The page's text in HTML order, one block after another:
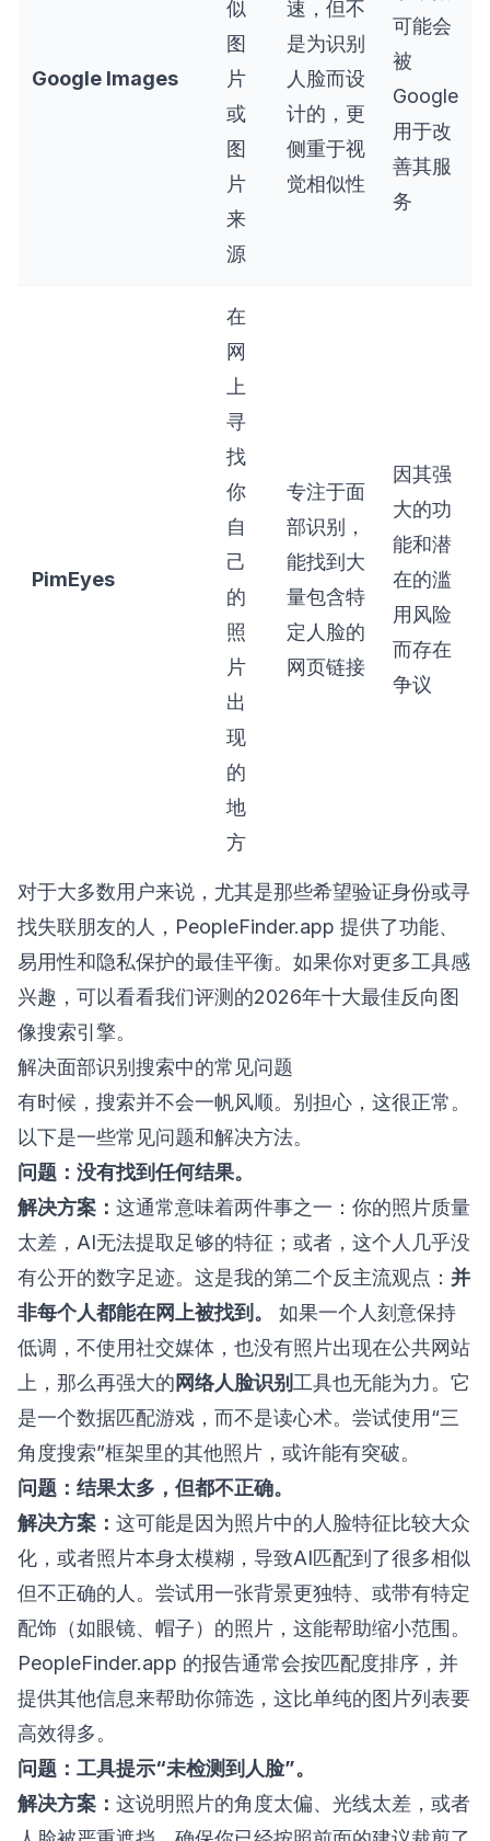
Google Images
似
图
片
或
图
片
来
源
速，但不
是为识别
人脸而设
计的，更
侧重于视
觉相似性
可能会
被
Google
用于改
善其服
务
PimEyes
在
网
上
寻
找
你
自
己
的
照
片
出
现
的
地
方
专注于面
部识别，
能找到大
量包含特
定人脸的
网页链接
因其强
大的功
能和潜
在的滥
用风险
而存在
争议
对于大多数用户来说，尤其是那些希望验证身份或寻
找失联朋友的人，PeopleFinder.app 提供了功能、
易用性和隐私保护的最佳平衡。如果你对更多工具感
兴趣，可以看看我们评测的2026年十大最佳反向图
像搜索引擎。
解决面部识别搜索中的常见问题
有时候，搜索并不会一帆风顺。别担心，这很正常。
以下是一些常见问题和解决方法。
问题：没有找到任何结果。
解决方案： 这通常意味着两件事之一：你的照片质量
太差，AI无法提取足够的特征；或者，这个人几乎没
有公开的数字足迹。这是我的第二个反主流观点： 并
非每个人都能在网上被找到。
如果一个人刻意保持
低调，不使用社交媒体，也没有照片出现在公共网站
上，那么再强大的网络人脸识别 工具也无能为力。它
是一个数据匹配游戏，而不是读心术。尝试使用“三
角度搜索”框架里的其他照片，或许能有突破。
问题：结果太多，但都不正确。
解决方案： 这可能是因为照片中的人脸特征比较大众
化，或者照片本身太模糊，导致AI匹配到了很多相似
但不正确的人。尝试用一张背景更独特、或带有特定
配饰（如眼镜、帽子）的照片，这能帮助缩小范围。
PeopleFinder.app 的报告通常会按匹配度排序，并
提供其他信息来帮助你筛选，这比单纯的图片列表要
高效得多。
问题：工具提示“未检测到人脸”。
解决方案： 这说明照片的角度太偏、光线太差，或者